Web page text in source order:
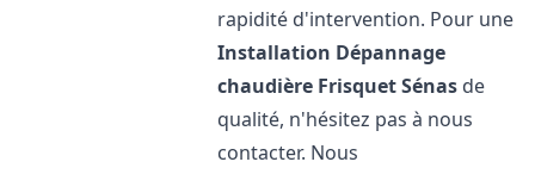
rapidité d'intervention. Pour une
Installation Dépannage
chaudière FrisquetSénas de
qualité, n'hésitez pas à nous
contacter. Nous